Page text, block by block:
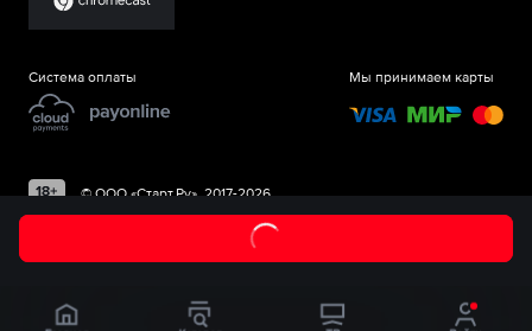
Система оплаты Мы принимаем карты
©ООО «Старт.Ру», 2017-2026